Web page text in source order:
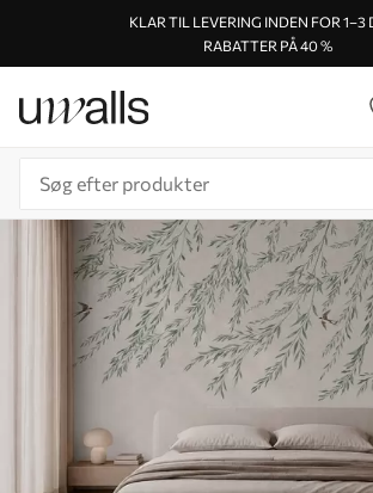
KLAR TIL LEVERING INDEN FOR 1–3
RABATTER PÅ 40 %